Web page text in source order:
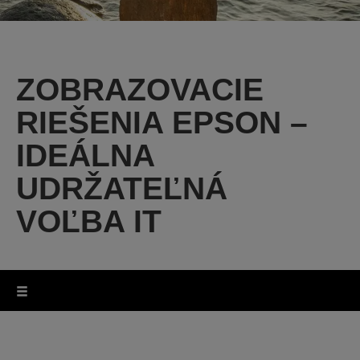
ZOBRAZOVACIE
RIEŠENIA EPSON –
IDEÁLNA
UDRŽATEĽNÁ
VOĽBA IT